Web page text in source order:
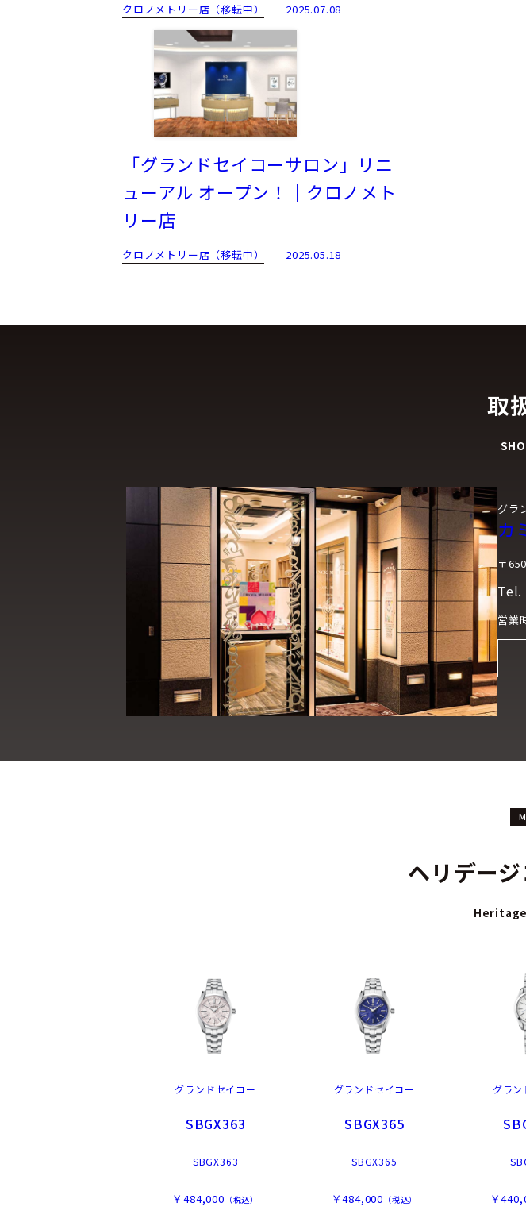
クロノメトリー店（移転中） 2025.07.08
「グランドセイコーサロン」リニ
ューアル オープン！｜クロノメト
リー店
クロノメトリー店（移転中） 2025.05.18
取
グラ
カ
〒
Tel.
営業
ヘリデー
グランドセイコー
SBGX363
SBGX363
￥484,000 （税込）
グランドセイコー
SBGX365
SBGX365
￥484,000 （税込）
グラン
￥